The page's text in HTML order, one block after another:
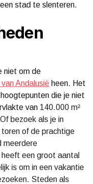
stad te slenteren.
niet om de
Andalusië heen. Het
die je niet
van 140.000 m²
bezoek als je in
of de prachtige
meerdere
een groot aantal
is om in een vakantie
Steden als